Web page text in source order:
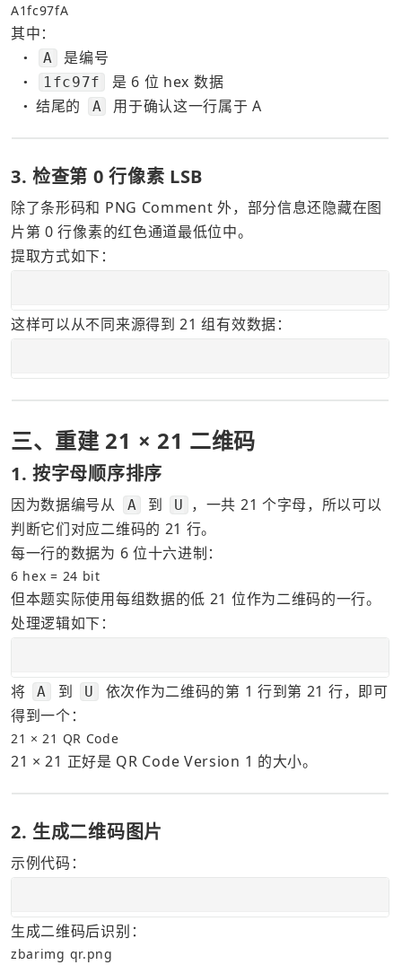
A1fc97fA
其中：
● A 是编号
● 1fc97f 是 6 位 hex 数据
● 结尾的 A 用于确认这一行属于 A
3. 检查第 0 行像素 LSB
除了条形码和 PNG Comment 外，部分信息还隐藏在图
片第 0 行像素的红色通道最低位中。
提取方式如下：
这样可以从不同来源得到 21 组有效数据：
三、重建 21 × 21 二维码
1. 按字母顺序排序
因为数据编号从 A 到 U
，一共 21 个字母，所以可以
判断它们对应二维码的 21 行。
每一行的数据为 6 位十六进制：
6 hex = 24 bit
但本题实际使用每组数据的低 21 位作为二维码的一行。
处理逻辑如下：
将 A 到 U
依次作为二维码的第 1 行到第 21 行，即可
得到一个：
21 × 21 QR Code
21 × 21 正好是 QR Code Version 1 的大小。
2. 生成二维码图片
示例代码：
生成二维码后识别：
zbarimg qr.png